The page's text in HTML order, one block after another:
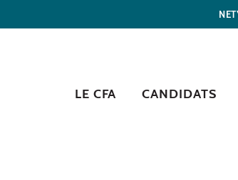
LE CFA CANDIDATS